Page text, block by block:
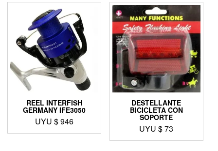
REEL INTERFISH
GERMANY IFE3050
UYU $946
DESTELLANTE
BICICLETA CON
SOPORTE
UYU $73